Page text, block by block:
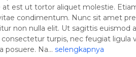
at est ut tortor aliquet molestie.
condimentum. Nunc sit amet
non nulla elit. Ut sagittis euismod
consectetur turpis, nec feugiat ligula
posuere. Na... selengkapnya
Paris 7 Day 6 Night
Rp 8.750.000 / pax